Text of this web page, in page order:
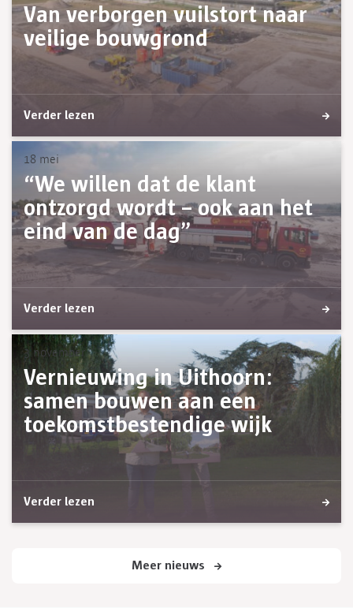
Van verborgen vuilstort naar
veilige bouwgrond
Verder lezen
18 mei
“We willen dat de klant
ontzorgd wordt – ook aan het
eind van de dag”
Verder lezen
3 november
Vernieuwing in Uithoorn:
samen bouwen aan een
toekomstbestendige wijk
Verder lezen
Meer nieuws